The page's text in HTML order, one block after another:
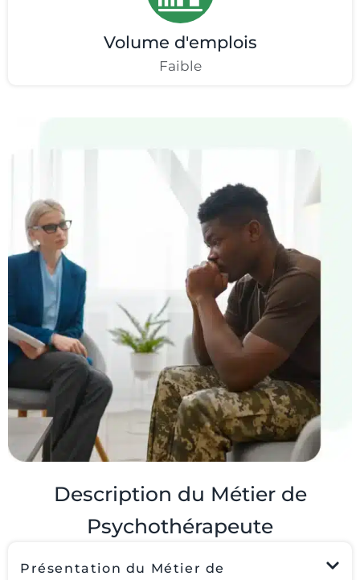
Volume d'emplois
Faible
Description du Métier de
Psychothérapeute
Présentation du Métier de